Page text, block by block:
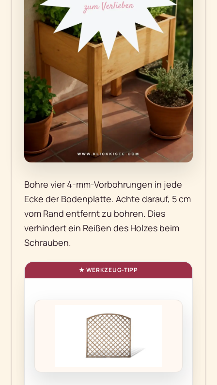
Bohre vier 4-mm-Vorbohrungen in jede
Ecke der Bodenplatte. Achte darauf, 5 cm
vom Rand entfernt zu bohren. Dies
verhindert ein Reißen des Holzes beim
Schrauben.